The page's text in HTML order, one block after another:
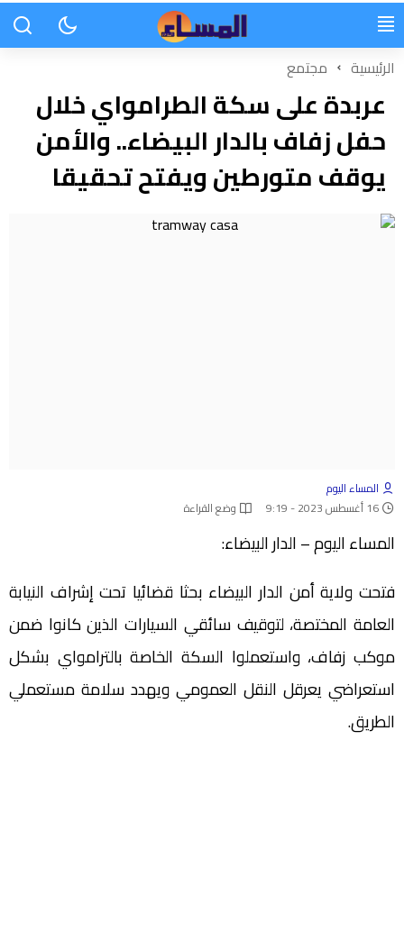
الرئيسية مجتمع
عربدة على سكة الطرامواي خلال
حفل زفاف بالدار البيضاء.. والأمن
يوقف متورطين ويفتح تحقيقا
المساء اليوم
16 أغسطس 2023 - 9:19
وضع القراءة
المساء اليوم – الدار البيضاء:
فتحت ولاية أمن الدار البيضاء بحثا قضائيا تحت إشراف النيابة
العامة المختصة، لتوقيف سائقي السيارات الذين كانوا ضمن
موكب زفاف، واستعملوا السكة الخاصة بالترامواي بشكل
استعراضي يعرقل النقل العمومي ويهدد سلامة مستعملي
الطريق.